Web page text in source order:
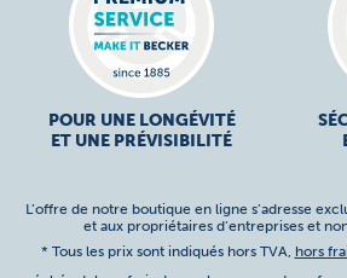
POUR UNE LONGÉVITÉ
ET UNE PRÉVISIBILITÉ
L’offre de notre boutique en ligne s’adresse
et aux propriétaires d’entreprises et
* Tous les prix sont indiqués hors TVA, hors